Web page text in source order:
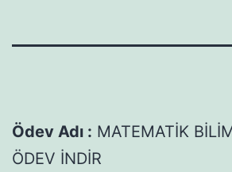
Ödev Adı : MATEMATİK
ÖDEV İNDİR